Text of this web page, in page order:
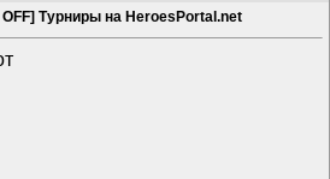
OFF] Турниры на HeroesPortal.net